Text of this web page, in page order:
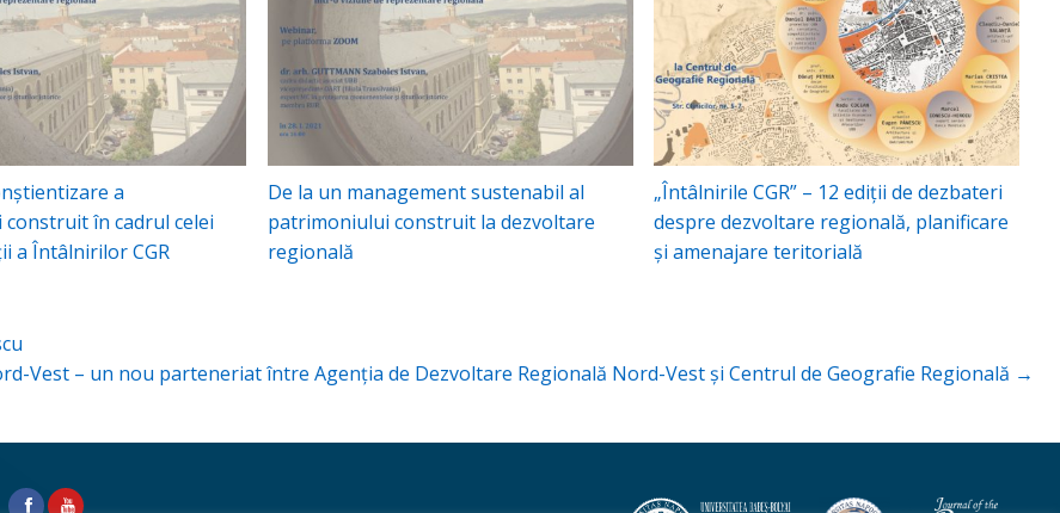
a
în cadrul celei
a Întâlnirilor CGR
De la un management sustenabil al
patrimoniului construit la dezvoltare
regională
„Întâlnirile CGR” – 12 ediţii de dezbateri
despre dezvoltare regională, planificare
şi amenajare teritorială
Vest – un nou parteneriat între Agenţia de Dezvoltare Regională Nord-Vest şi Centrul de Geografie Regională →